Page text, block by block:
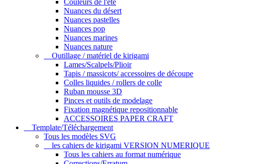
Couleurs de l'été
Nuances du désert
Nuances pastelles
Nuances pop
Nuances marines
Nuances nature
Outillage / matériel de kirigami
Lames/Scalpels/Plioir
Tapis / massicots/ accessoires de découpe
Colles liquides / rollers de colle
Ruban mousse 3D
Pinces et outils de modelage
Fixation magnétique repositionnable
ACCESSOIRES PAPER CRAFT
Template/Téléchargement
Tous les modèles SVG
les cahiers de kirigami VERSION NUMERIQUE
Tous les cahiers au format numérique